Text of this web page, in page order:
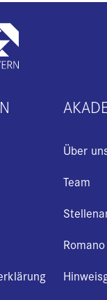
Über
Team